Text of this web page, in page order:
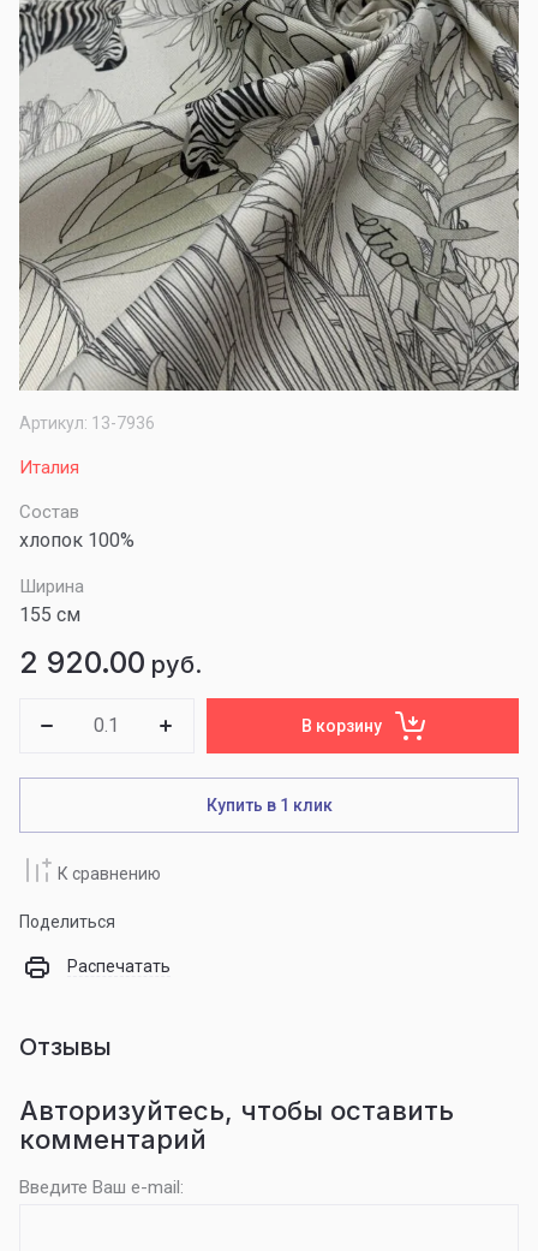
Артикул: 13-7936
Италия
Состав
хлопок 100%
Ширина
155 см
2 920.00 руб.
В корзину
Купить в 1 клик
К сравнению
Поделиться
Распечатать
Отзывы
Авторизуйтесь, чтобы оставить
комментарий
Введите Ваш e-mail: